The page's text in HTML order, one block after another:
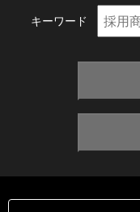
キーワード